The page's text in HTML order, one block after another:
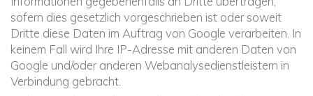
sofern dies gesetzlich vorgeschrieben ist oder soweit
Dritte diese Daten im Auftrag von Google verarbeiten. In
keinem Fall wird Ihre IP-Adresse mit anderen Daten von
Google und/oder anderen Webanalysedienstleistern in
Verbindung gebracht.